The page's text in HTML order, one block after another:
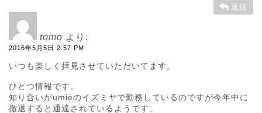
返信
tomo より:
2016年5月5日 2:57 PM
いつも楽しく拝見させていただいてます。
ひとつ情報です。
知り合いがumieのイズミヤで勤務しているのですが今年中に
撤退すると通達されているようです。